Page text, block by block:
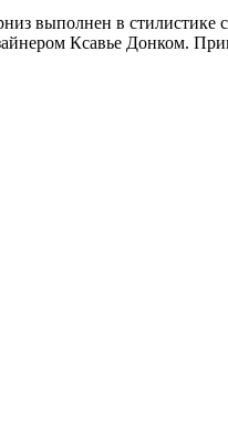
выполнен в
Ксавье Донком.